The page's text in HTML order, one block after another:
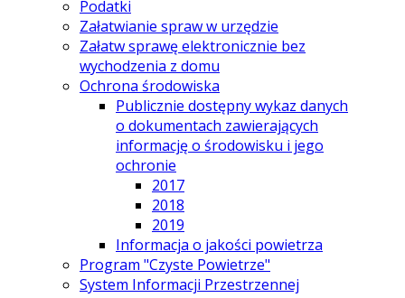
Podatki
Załatwianie spraw w urzędzie
Załatw sprawę elektronicznie bez
wychodzenia z domu
Ochrona środowiska
Publicznie dostępny wykaz danych
o dokumentach zawierających
informację o środowisku i jego
ochronie
2017
2018
2019
Informacja o jakości powietrza
Program "Czyste Powietrze"
System Informacji Przestrzennej